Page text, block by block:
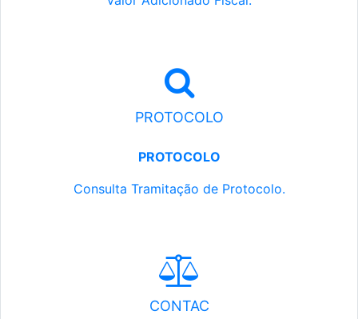
PROTOCOLO
PROTOCOLO
Consulta Tramitação de Protocolo.
CONTAC